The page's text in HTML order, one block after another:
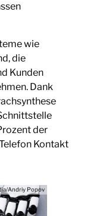
wie
die
Kunden
Dank
der
Kontakt
Andriy Popov